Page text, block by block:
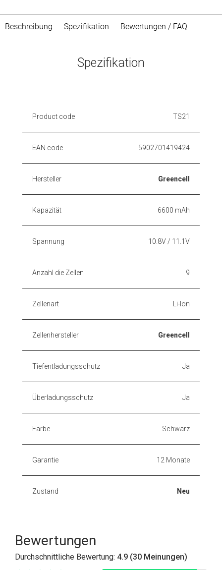
Beschreibung Spezifikation Bewertungen / FAQ
Spezifikation
Product code TS21
EAN code 5902701419424
Hersteller Greencell
Kapazität 6600 mAh
Spannung 10.8V / 11.1V
Anzahl die Zellen 9
Zellenart Li-Ion
Zellenhersteller Greencell
Tiefentladungsschutz Ja
Überladungsschutz Ja
Farbe Schwarz
Garantie 12 Monate
Zustand Neu
Bewertungen
Durchschnittliche Bewertung: 4.9 (30 Meinungen)